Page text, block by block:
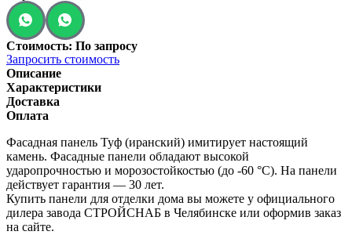
Стоимость: По запросу
Запросить стоимость
Описание
Характеристики
Доставка
Оплата
Фасадная панель Туф (иранский) имитирует настоящий
камень. Фасадные панели обладают высокой
ударопрочностью и морозостойкостью (до -60 °C). На панели
действует гарантия — 30 лет.
Купить панели для отделки дома вы можете у официального
дилера завода СТРОЙСНАБ в Челябинске или оформив заказ
на сайте.